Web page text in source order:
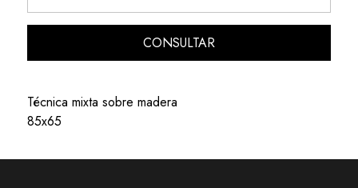
CONSULTAR
Técnica mixta sobre madera
85x65